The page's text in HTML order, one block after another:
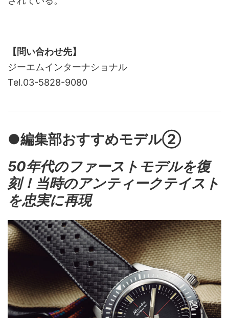
【問い合わせ先】
ジーエムインターナショナル
Tel.03-5828-9080
●編集部おすすめモデル②
50年代のファーストモデルを復
刻！当時のアンティークテイスト
を忠実に再現